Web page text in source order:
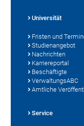
Universität
Fristen und
Studienangebot
Nachrichten
Karriereportal
Beschäftigte
VerwaltungsABC
Amtliche
Service